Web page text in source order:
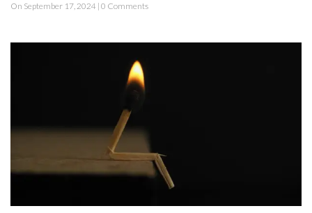
On September 17, 2024 | 0 Comments